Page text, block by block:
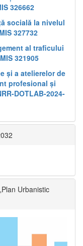
326662
socială la nivelul
327732
al traficului
321905
și a atelierelor de
profesional și
DOTLAB-2024-
Urbanistic